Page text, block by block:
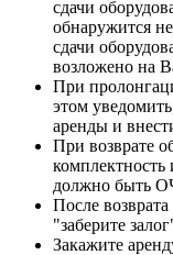
сдачи
обнаружится
сдачи
возложено на
При
этом
аренды и
При возврате
должно быть
После
"заберите
Закажите